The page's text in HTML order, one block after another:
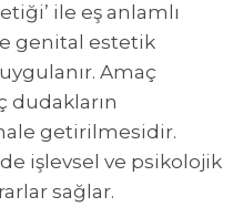
ile eş anlamlı
genital estetik
Amaç
dudakların
getirilmesidir.
işlevsel ve psikolojik
sağlar.